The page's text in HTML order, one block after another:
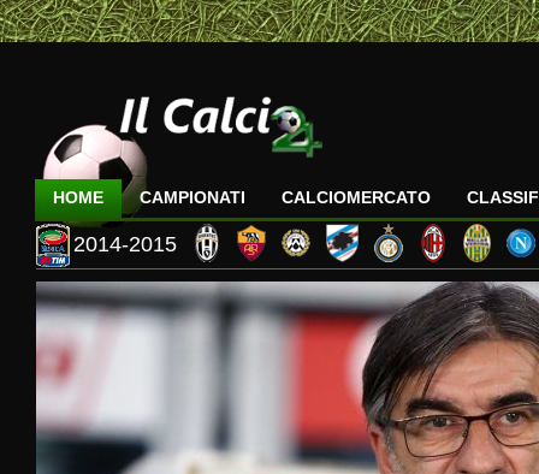
HOME CAMPIONATI CALCIOMERCATO
2014-2015